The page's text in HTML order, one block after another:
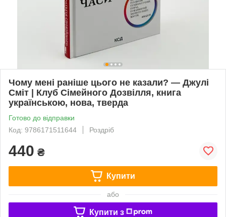
Чому мені раніше цього не казали? — Джулі
Сміт | Клуб Сімейного Дозвілля, книга
українською, нова, тверда
Готово до відправки
Код: 9786171511644
Роздріб
440 ₴
Купити
або
Купити з